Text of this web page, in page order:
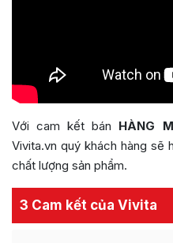
Với cam kết bán HÀNG
Vivita.vn quý khách hàng sẽ
chất lượng sản phẩm.
3 Cam kết của Vivita